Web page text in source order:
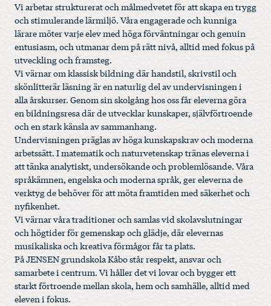
Vi arbetar strukturerat och målmedvetet för att skapa en trygg
och stimulerande lärmiljö. Våra engagerade och kunniga
lärare möter varje elev med höga förväntningar och genuin
entusiasm, och utmanar dem på rätt nivå, alltid med fokus på
utveckling och framsteg.
Vi värnar om klassisk bildning där handstil, skrivstil och
skönlitterär läsning är en naturlig del av undervisningen i
alla årskurser. Genom sin skolgång hos oss får eleverna göra
en bildningsresa där de utvecklar kunskaper, självförtroende
och en stark känsla av sammanhang.
Undervisningen präglas av höga kunskapskrav och moderna
arbetssätt. I matematik och naturvetenskap tränas eleverna i
att tänka analytiskt, undersökande och problemlösande. Våra
språkämnen, engelska och moderna språk, ger eleverna de
verktyg de behöver för att möta framtiden med säkerhet och
nyfikenhet.
Vi värnar våra traditioner och samlas vid skolavslutningar
och högtider för gemenskap och glädje, där elevernas
musikaliska och kreativa förmågor får ta plats.
På JENSEN grundskola Kåbo står respekt, ansvar och
samarbete i centrum. Vi håller det vi lovar och bygger ett
starkt förtroende mellan skola, hem och samhälle, alltid med
eleven i fokus.